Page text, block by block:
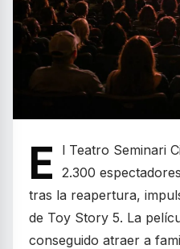
E
l Teatro Seminari
2.300
tras la reapertura,
de Toy Story 5. La
conseguido atraer a